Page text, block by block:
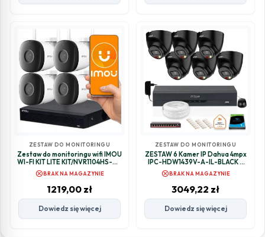
ZESTAW DO MONITORINGU
Zestaw do monitoringu wifi IMOU
WI-FI KIT LITE KIT/NVR1104HS-W-
cancelBRAK NA MAGAZYNIE
1219,00 zł
Dowiedz się więcej
ZESTAW DO MONITORINGU
ZESTAW 6 Kamer IP Dahua 4mpx
IPC-HDW1439V-A-IL-BLACK +
cancelBRAK NA MAGAZYNIE
3049,22 zł
Dowiedz się więcej